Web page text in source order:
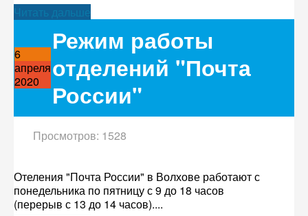
Читать дальше
6
апреля
2020
Режим работы
отделений "Почта
России"
Просмотров: 1528
Отеления "Почта России" в Волхове работают с
понедельника по пятницу с 9 до 18 часов
(перерыв с 13 до 14 часов)....